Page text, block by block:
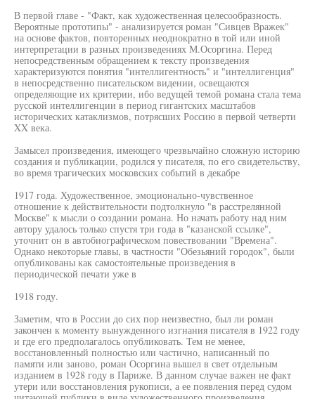
В первой главе - "Факт, как художественная целесообразность.
Вероятные прототипы" - анализируется роман "Сивцев Вражек"
на основе фактов, повторенных неоднократно в той или иной
интерпретации в разных произведениях М.Осоргина. Перед
непосредственным обращением к тексту произведения
характеризуются понятия "интеллигентность" и "интеллигенция"
в непосредственно писательском видении, освещаются
определяющие их критерии, ибо ведущей темой романа стала тема
русской интеллигенции в период гигантских масштабов
исторических катаклизмов, потрясших Россию в первой четверти
XX века.
Замысел произведения, имеющего чрезвычайно сложную историю
создания и публикации, родился у писателя, по его свидетельству,
во время трагических московских событий в декабре
1917 года. Художественное, эмоционально-чувственное
отношение к действительности подтолкнуло "в расстрелянной
Москве" к мысли о создании романа. Но начать работу над ним
автору удалось только спустя три года в "казанской ссылке",
уточнит он в автобиографическом повествовании "Времена".
Однако некоторые главы, в частности "Обезьяний городок", были
опубликованы как самостоятельные произведения в
периодической печати уже в
1918 году.
Заметим, что в России до сих пор неизвестно, был ли роман
закончен к моменту вынужденного изгнания писателя в 1922 году
и где его предполагалось опубликовать. Тем не менее,
восстановленный полностью или частично, написанный по
памяти или заново, роман Осоргина вышел в свет отдельным
изданием в 1928 году в Париже. В данном случае важен не факт
утери или восстановления рукописи, а ее появления перед судом